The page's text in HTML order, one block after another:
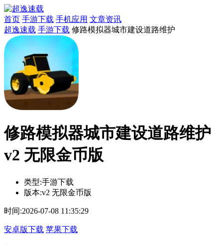
首页 手游下载 手机应用 文章资讯
超逸速载 手游下载 修路模拟器城市建设道路维护
修路模拟器城市建设道路维护
v2 无限金币版
类型:手游下载
版本:v2 无限金币版
时间:2026-07-08 11:35:29
安卓版下载 苹果下载